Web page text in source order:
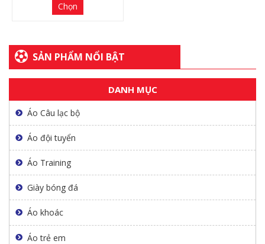
Chọn
SẢN PHẨM NỔI BẬT
DANH MỤC
Áo Câu lạc bộ
Áo đội tuyển
Áo Training
Giày bóng đá
Áo khoác
Áo trẻ em